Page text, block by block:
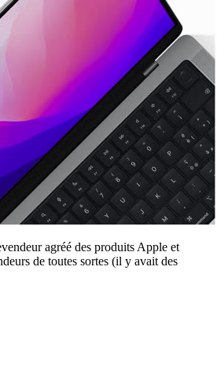
agréé des produits Apple et
de toutes sortes (il y avait des